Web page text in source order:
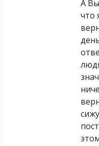
А
что
сижу